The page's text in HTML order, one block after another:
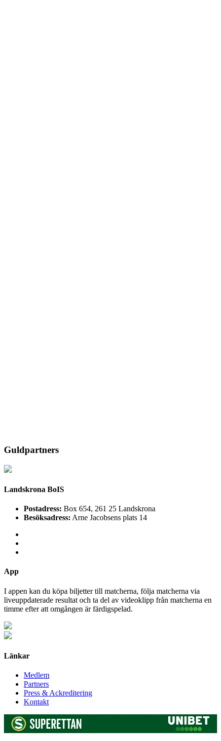
Guldpartners
Landskrona BoIS
Postadress: Box 654, 261 25 Landskrona
Besöksadress: Arne Jacobsens plats 14
App
I appen kan du köpa biljetter till matcherna, följa matcherna via
liveuppdaterade resultat och ta del av videoklipp från matcherna en
timme efter att omgången är färdigspelad.
Länkar
Medlem
Partners
Press & Ackreditering
Kontakt